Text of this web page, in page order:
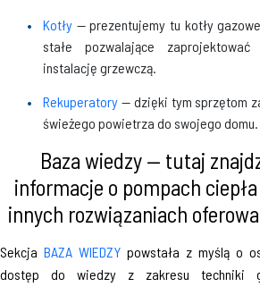
Kotły — prezentujemy tu kotły
stałe pozwalające
instalację grzewczą.
Rekuperatory — dzięki tym sprzętom
świeżego powietrza do swojego domu.
Baza wiedzy — tutaj
informacje o pompach
innych rozwiązaniach
Sekcja BAZA WIEDZY powstała z myślą o
dostęp do wiedzy z zakresu techniki